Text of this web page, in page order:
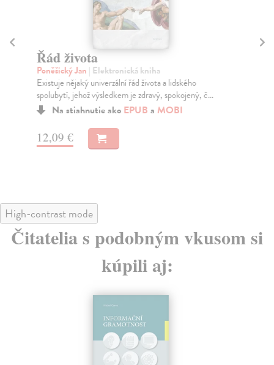
Řád života
Poněšický Jan | Elektronická kniha
Existuje nějaký univerzální řád života a lidského
spolubytí, jehož výsledkem je zdravý, spokojený, č...
Na stiahnutie ako EPUB a MOBI
12,09 €
High-contrast mode
Čitatelia s podobným vkusom si
kúpili aj: